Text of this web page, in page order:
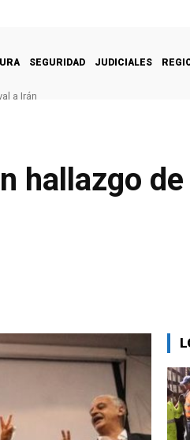
SEGURIDAD JUDICIALES
a Irán
hallazgo